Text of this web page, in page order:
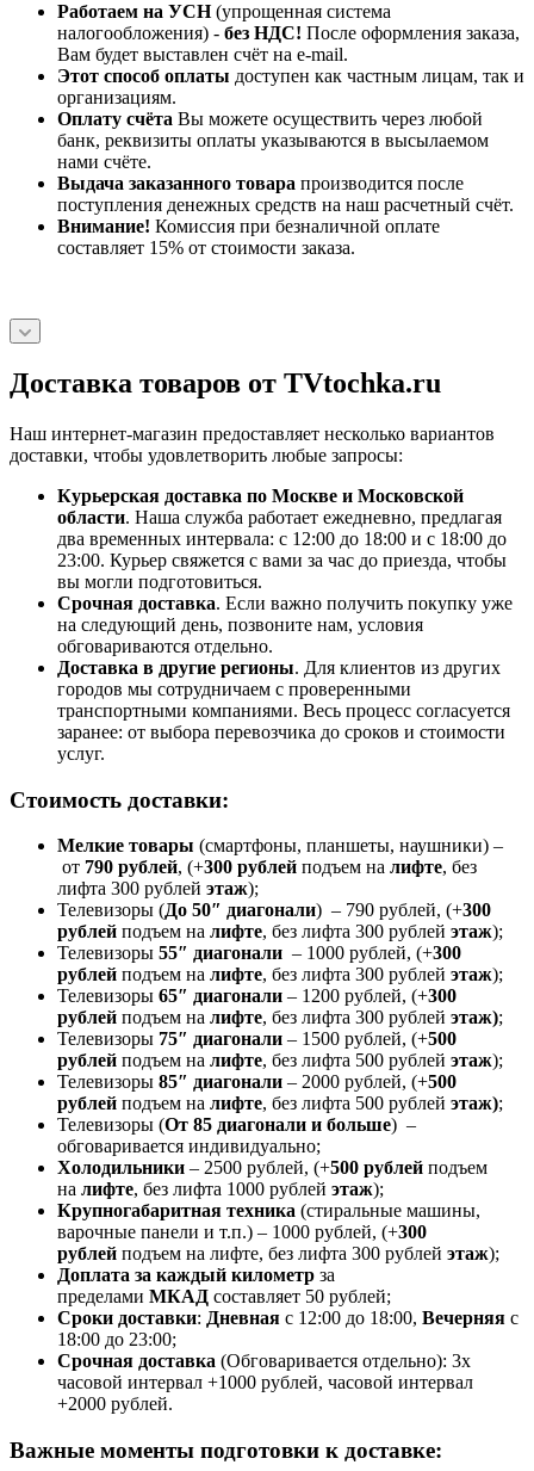
Работаем на УСН(упрощенная система
налогообложения) - без НДС! После оформления заказа,
Вам будет выставлен счёт на e-mail.
Этот способ оплаты доступен как частным лицам, так и
организациям.
Оплату счёта Вы можете осуществить через любой
банк, реквизиты оплаты указываются в высылаемом
нами счёте.
Выдача заказанного товара производится после
поступления денежных средств на наш расчетный счёт.
Внимание! Комиссия при безналичной оплате
составляет 15% от стоимости заказа.
Доставка товаров от TVtochka.ru
Наш интернет-магазин предоставляет несколько вариантов
доставки, чтобы удовлетворить любые запросы:
Курьерская доставка по Москве и Московской
области. Наша служба работает ежедневно, предлагая
два временных интервала: с 12:00 до 18:00 и с 18:00 до
23:00. Курьер свяжется с вами за час до приезда, чтобы
вы могли подготовиться.
Срочная доставка. Если важно получить покупку уже
на следующий день, позвоните нам, условия
обговариваются отдельно.
Доставка в другие регионы. Для клиентов из других
городов мы сотрудничаем с проверенными
транспортными компаниями. Весь процесс согласуется
заранее: от выбора перевозчика до сроков и стоимости
услуг.
Стоимость доставки:
Мелкие товары (смартфоны, планшеты, наушники) –
от 790 рублей, (+300 рублей подъем на лифте, без
лифта 300 рублей этаж);
Телевизоры (До 50″ диагонали) – 790 рублей, (+300
рублей подъем на лифте, без лифта 300 рублей этаж);
Телевизоры 55″ диагонали – 1000 рублей, (+300
рублей подъем на лифте, без лифта 300 рублей этаж);
Телевизоры 65″ диагонали – 1200 рублей, (+300
рублей подъем на лифте, без лифта 300 рублей этаж);
Телевизоры 75″ диагонали – 1500 рублей, (+500
рублей подъем на лифте, без лифта 500 рублей этаж);
Телевизоры 85″ диагонали – 2000 рублей, (+500
рублей подъем на лифте, без лифта 500 рублей этаж);
Телевизоры (От 85 диагонали и больше) –
обговаривается индивидуально;
Холодильники – 2500 рублей, (+500 рублей подъем
на лифте, без лифта 1000 рублей этаж);
Крупногабаритная техника (стиральные машины,
варочные панели и т.п.) – 1000 рублей, (+300
рублей подъем на лифте, без лифта 300 рублей этаж);
Доплата за каждый километр за
пределами МКАД составляет 50 рублей;
Сроки доставки: Дневная с 12:00 до 18:00, Вечерняя с
18:00 до 23:00;
Срочная доставка (Обговаривается отдельно): 3х
часовой интервал +1000 рублей, часовой интервал
+2000 рублей.
Важные моменты подготовки к доставке: